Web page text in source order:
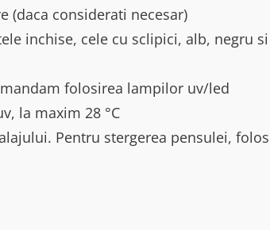
(daca considerati necesar)
inchise, cele cu sclipici, alb, negru
folosirea lampilor uv/led
la maxim 28 °C
Pentru stergerea pensulei,